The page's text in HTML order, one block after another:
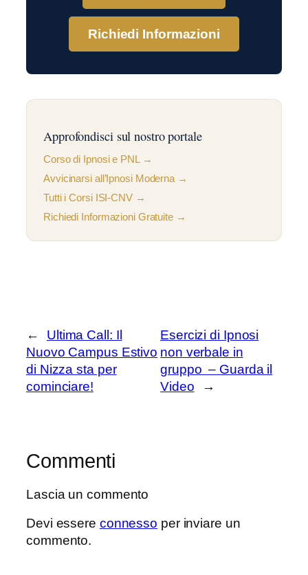
Richiedi Informazioni
Approfondisci sul nostro portale
Corso di Ipnosi e PNL →
Avvicinarsi all’Ipnosi Moderna →
Tutti i Corsi ISI-CNV →
Richiedi Informazioni Gratuite →
←
Ultima Call: Il
Nuovo Campus Estivo
di Nizza sta per
cominciare!
Esercizi di Ipnosi
non verbale in
gruppo – Guarda il
Video
→
Commenti
Lascia un commento
Devi essere connesso per inviare un
commento.